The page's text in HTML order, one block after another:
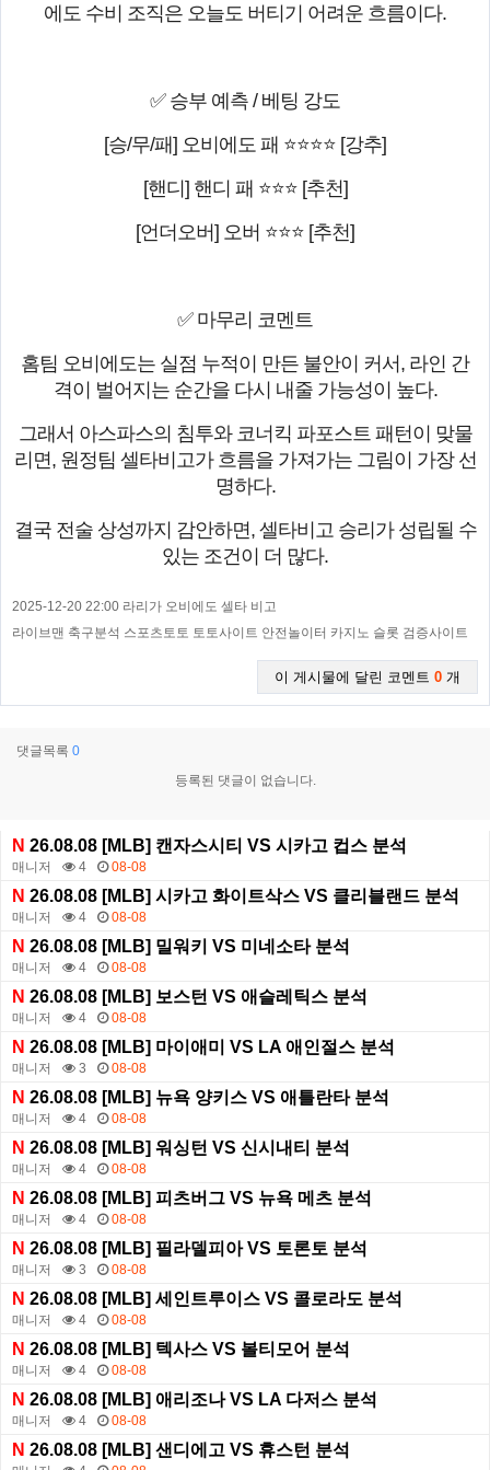
에도 수비 조직은 오늘도 버티기 어려운 흐름이다.
✅ 승부 예측 / 베팅 강도
[승/무/패] 오비에도 패 ⭐⭐⭐⭐ [강추]
[핸디] 핸디 패 ⭐⭐⭐ [추천]
[언더오버] 오버 ⭐⭐⭐ [추천]
✅ 마무리 코멘트
홈팀 오비에도는 실점 누적이 만든 불안이 커서, 라인 간
격이 벌어지는 순간을 다시 내줄 가능성이 높다.
그래서 아스파스의 침투와 코너킥 파포스트 패턴이 맞물
리면, 원정팀 셀타비고가 흐름을 가져가는 그림이 가장 선
명하다.
결국 전술 상성까지 감안하면, 셀타비고 승리가 성립될 수
있는 조건이 더 많다.
2025-12-20 22:00 라리가 오비에도 셀타 비고
라이브맨 축구분석 스포츠토토 토토사이트 안전놀이터 카지노 슬롯 검증사이트
이 게시물에 달린 코멘트 0 개
댓글목록 0
등록된 댓글이 없습니다.
N 26.08.08 [MLB] 캔자스시티 VS 시카고 컵스 분석
매니저 4 08-08
N 26.08.08 [MLB] 시카고 화이트삭스 VS 클리블랜드 분석
매니저 4 08-08
N 26.08.08 [MLB] 밀워키 VS 미네소타 분석
매니저 4 08-08
N 26.08.08 [MLB] 보스턴 VS 애슬레틱스 분석
매니저 4 08-08
N 26.08.08 [MLB] 마이애미 VS LA 애인절스 분석
매니저 3 08-08
N 26.08.08 [MLB] 뉴욕 양키스 VS 애틀란타 분석
매니저 4 08-08
N 26.08.08 [MLB] 워싱턴 VS 신시내티 분석
매니저 4 08-08
N 26.08.08 [MLB] 피츠버그 VS 뉴욕 메츠 분석
매니저 4 08-08
N 26.08.08 [MLB] 필라델피아 VS 토론토 분석
매니저 3 08-08
N 26.08.08 [MLB] 세인트루이스 VS 콜로라도 분석
매니저 4 08-08
N 26.08.08 [MLB] 텍사스 VS 볼티모어 분석
매니저 4 08-08
N 26.08.08 [MLB] 애리조나 VS LA 다저스 분석
매니저 4 08-08
N 26.08.08 [MLB] 샌디에고 VS 휴스턴 분석